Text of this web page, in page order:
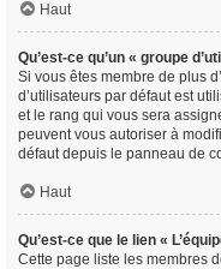
Haut
Qu’est-ce qu’un « groupe
Si vous êtes membre de plus
d’utilisateurs par défaut est
et le rang qui vous sera
peuvent vous autoriser à
défaut depuis le panneau de
Haut
Qu’est-ce que le lien «
Cette page liste les membres